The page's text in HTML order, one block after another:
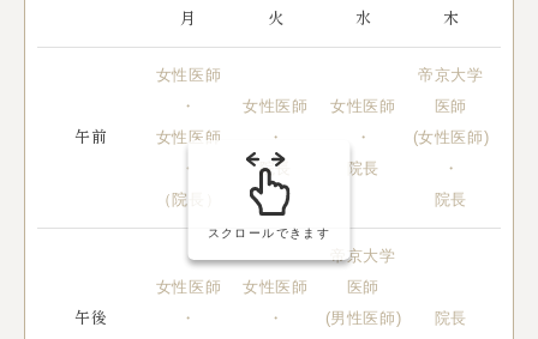
月 火 水 木
午前
女性医師
・
女性医師
・
（院長）
女性医師
・
院長
女性医師
・
院長
帝京大学
医師
(女性医師)
・
院長
午後
女性医師
・
女性医師
・
帝京大学
医師
(男性医師)
院長
スクロールできます